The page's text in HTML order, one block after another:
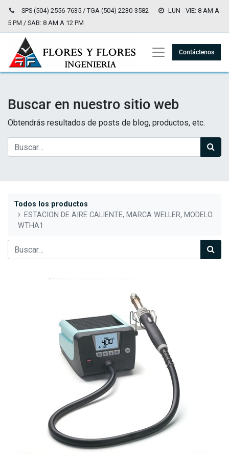
SPS (504) 2556-7635 / TGA (504) 2230-3582
LUN - VIE: 8 AM A
5 PM / SAB: 8 AM A 12 PM
Contáctenos
Buscar en nuestro sitio web
Obtendrás resultados de posts de blog, productos, etc.
Todos los productos
ESTACION DE AIRE CALIENTE, MARCA WELLER, MODELO
WTHA1